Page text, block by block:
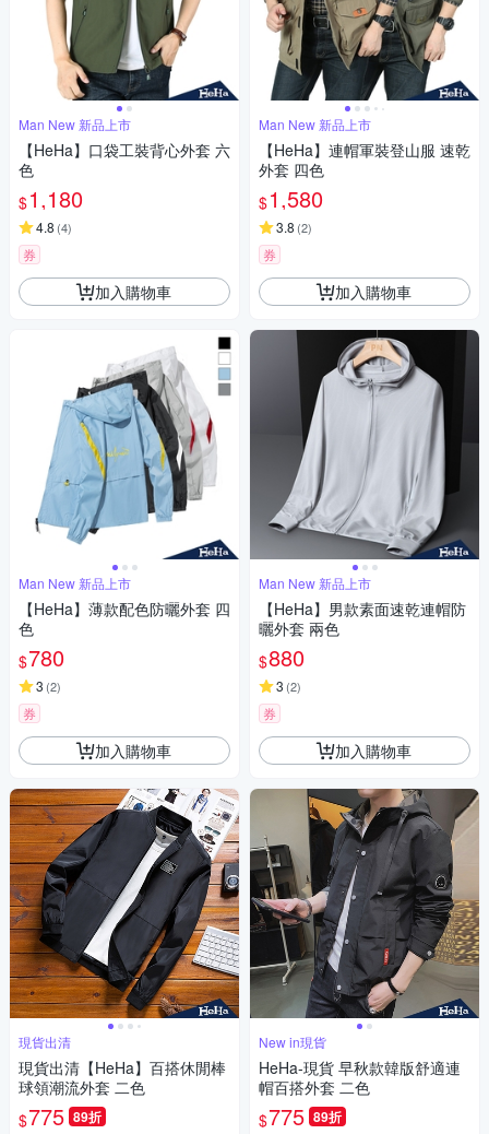
Man New 新品上市
【HeHa】口袋工裝背心外套 六
色
$1,180
4.8 (4)
券
加入購物車
Man New 新品上市
【HeHa】薄款配色防曬外套 四
色
$780
3 (2)
券
加入購物車
現貨出清
現貨出清【HeHa】百搭休閒棒
球領潮流外套 二色
$775 89折
Man New 新品上市
【HeHa】連帽軍裝登山服 速乾
外套 四色
$1,580
3.8 (2)
券
加入購物車
Man New 新品上市
【HeHa】男款素面速乾連帽防
曬外套 兩色
$880
3 (2)
券
加入購物車
New in現貨
HeHa-現貨 早秋款韓版舒適連
帽百搭外套 二色
$775 89折